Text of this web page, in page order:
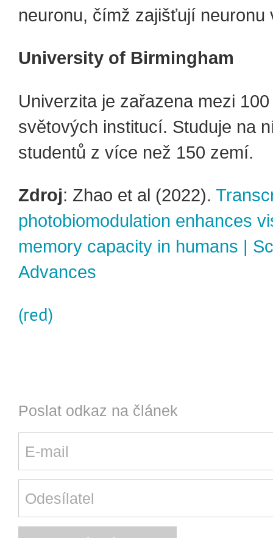
neuronu, čímž zajišťují neuronu
University of Birmingham
Univerzita je zařazena mezi
světových institucí. Studuje na
studentů z více než 150 zemí.
Zdroj: Zhao et al (2022).
photobiomodulation enhances
memory capacity in humans |
Advances
(red)
Poslat odkaz na článek